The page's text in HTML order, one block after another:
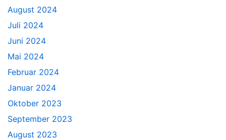
August 2024
Juli 2024
Juni 2024
Mai 2024
Februar 2024
Januar 2024
Oktober 2023
September 2023
August 2023